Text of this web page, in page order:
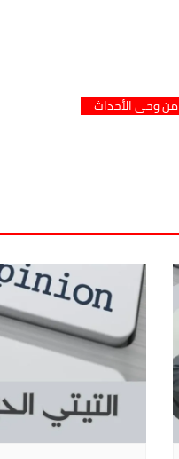
من وحي الأحداث